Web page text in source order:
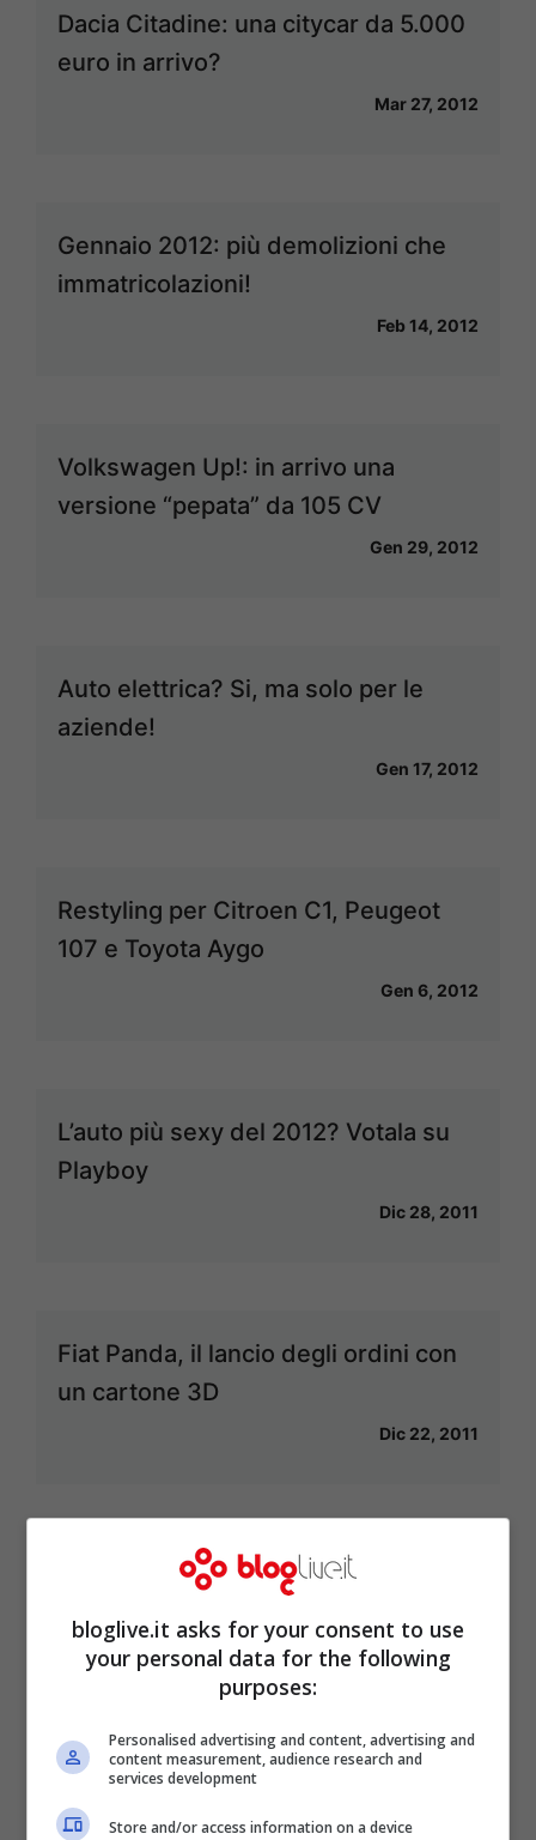
Dacia Citadine: una citycar da 5.000
euro in arrivo?
Mar 27, 2012
Gennaio 2012: più demolizioni che
immatricolazioni!
Feb 14, 2012
Volkswagen Up!: in arrivo una
versione “pepata” da 105 CV
Gen 29, 2012
Auto elettrica? Si, ma solo per le
aziende!
Gen 17, 2012
Restyling per Citroen C1, Peugeot
107 e Toyota Aygo
Gen 6, 2012
L’auto più sexy del 2012? Votala su
Playboy
Dic 28, 2011
Fiat Panda, il lancio degli ordini con
un cartone 3D
Dic 22, 2011
Geely Emgrand EC7: una berlina a
12.000 euro
Dic 20, 2011
Lusso, economia, fashion, ecologia =
bloglive.it asks for your consent to use
your personal data for the following
purposes:
Personalised advertising and content, advertising and
content measurement, audience research and
services development
Store and/or access information on a device